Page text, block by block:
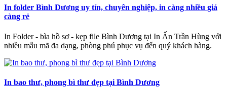
In folder Bình Dương uy tín, chuyên nghiệp, in càng nhiều giá
càng rẻ
In Folder - bìa hồ sơ - kẹp file Bình Dương tại In Ấn Trần Hùng với
nhiều mẫu mã đa dạng, phòng phú phục vụ đến quý khách hàng.
In bao thư, phong bì thư đẹp tại Bình Dương